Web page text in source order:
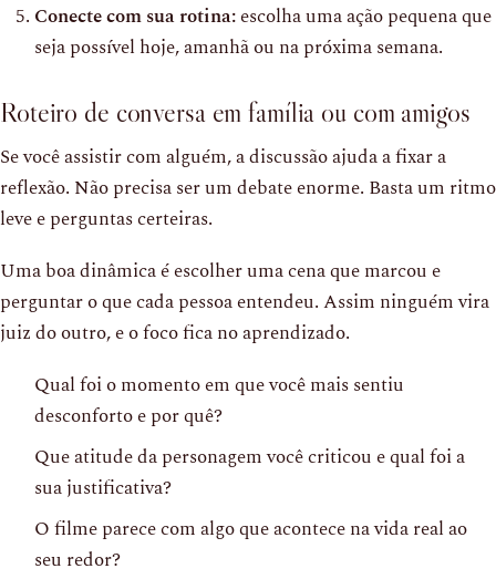
Conecte com sua rotina:escolha uma ação pequena que
seja possível hoje, amanhã ou na próxima semana.
Roteiro de conversa em família ou com amigos
Se você assistir com alguém, a discussão ajuda a fixar a
reflexão. Não precisa ser um debate enorme. Basta um ritmo
leve e perguntas certeiras.
Uma boa dinâmica é escolher uma cena que marcou e
perguntar o que cada pessoa entendeu. Assim ninguém vira
juiz do outro, e o foco fica no aprendizado.
Qual foi o momento em que você mais sentiu
desconforto e por quê?
Que atitude da personagem você criticou e qual foi a
sua justificativa?
O filme parece com algo que acontece na vida real ao
seu redor?